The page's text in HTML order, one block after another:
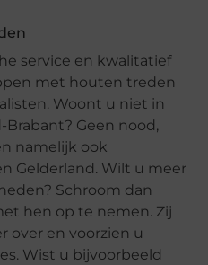
service en kwalitatief
met houten treden
Woont u niet in
Geen nood,
namelijk ook
Gelderland. Wilt u meer
Schroom dan
hen op te nemen. Zij
over en voorzien u
Wist u bijvoorbeeld